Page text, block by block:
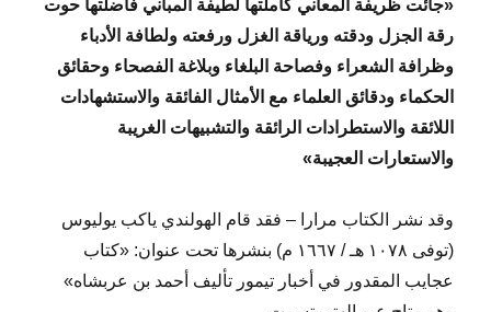
«جائت ظريفة المعاني كاملتها لطيفة المباني فاضلتها حوت
رقة الجزل ودقته ورياقة الغزل ورفعته ولطافة الأدباء
وظرافة الشعراء وفصاحة البلغاء وبلاغة الفصحاء وحقائق
الحكماء ودقائق العلماء مع الأمثال الفائقة والاستشهادات
اللائقة والاستطرادات الرائقة والتشبيهات الغريبة
والاستعارات العجيبة»
وقد نشر الكتاب مرارا – فقد قام الهولندي ياكب يوليوس
(توفى ١٠٧٨ هـ / ١٦٦٧ م) بنشرها تحت عنوان: «كتاب
عجايب المقدور في أخبار تيمور تأليف أحمد بن عربشاه»